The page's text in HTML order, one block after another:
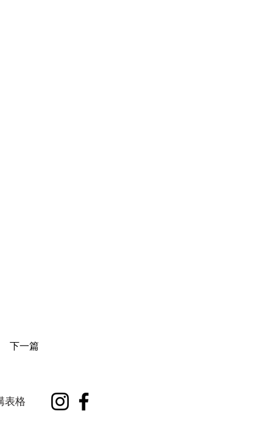
下一篇
表格